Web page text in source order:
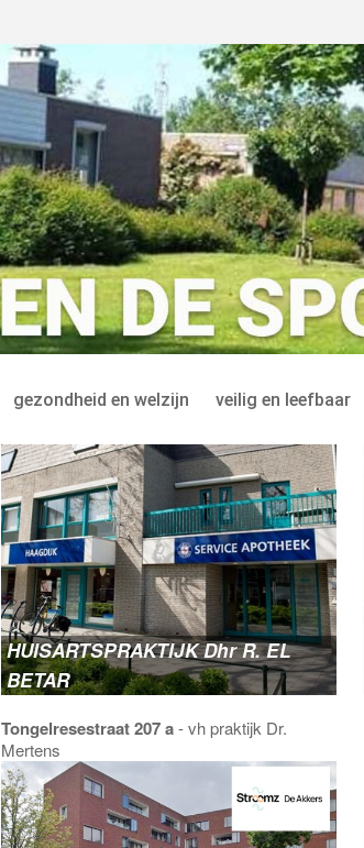
gezondheid en welzijn veilig en leefbaar
HUISARTSPRAKTIJK Dhr R. EL
BETAR
Tongelresestraat 207 a- vh praktijk Dr.
Mertens